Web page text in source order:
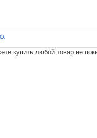
купить любой товар не